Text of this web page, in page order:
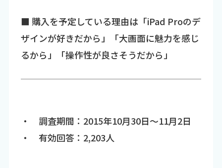
■ 購入を予定している理由は「iPad Proのデ
ザインが好きだから」「大画面に魅力を感じ
るから」「操作性が良さそうだから」
・ 調査期間：2015年10月30日～11月2日
・ 有効回答：2,203人